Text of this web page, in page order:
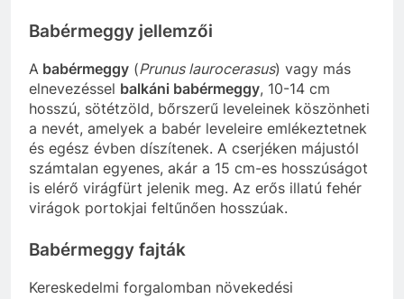
Babérmeggy jellemzői
A babérmeggy (Prunus laurocerasus) vagy más
elnevezéssel balkáni babérmeggy, 10-14 cm
hosszú, sötétzöld, bőrszerű leveleinek köszönheti
a nevét, amelyek a babér leveleire emlékeztetnek
és egész évben díszítenek. A cserjéken májustól
számtalan egyenes, akár a 15 cm-es hosszúságot
is elérő virágfürt jelenik meg. Az erős illatú fehér
virágok portokjai feltűnően hosszúak.
Babérmeggy fajták
Kereskedelmi forgalomban növekedési